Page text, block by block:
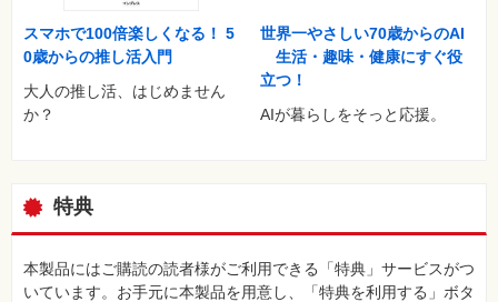
スマホで100倍楽しくなる！ 5
0歳からの推し活入門
大人の推し活、はじめません
か？
世界一やさしい70歳からのAI
生活・趣味・健康にすぐ役
立つ！
AIが暮らしをそっと応援。
特典
本製品にはご購読の読者様がご利用できる「特典」サービスがつ
いています。お手元に本製品を用意し、「特典を利用する」ボタ